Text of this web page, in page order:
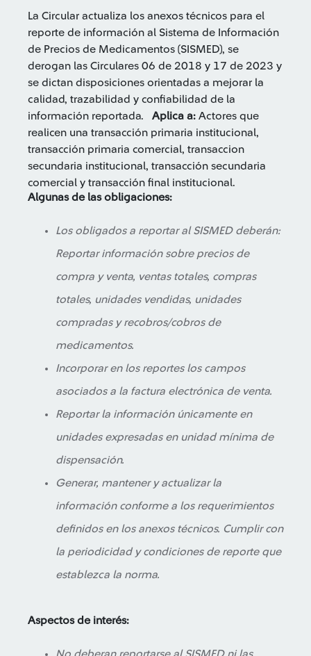
La Circular actualiza los anexos técnicos para el
reporte de información al Sistema de Información
de Precios de Medicamentos (SISMED), se
derogan las Circulares 06 de 2018 y 17 de 2023 y
se dictan disposiciones orientadas a mejorar la
calidad, trazabilidad y confiabilidad de la
información reportada. Aplica a: Actores que
realicen una transacción primaria institucional,
transacción primaria comercial, transaccion
secundaria institucional, transacción secundaria
comercial y transacción final institucional.
Algunas de las obligaciones:
Los obligados a reportar al SISMED deberán:
Reportar información sobre precios de
compra y venta, ventas totales, compras
totales, unidades vendidas, unidades
compradas y recobros/cobros de
medicamentos.
Incorporar en los reportes los campos
asociados a la factura electrónica de venta.
Reportar la información únicamente en
unidades expresadas en unidad mínima de
dispensación.
Generar, mantener y actualizar la
información conforme a los requerimientos
definidos en los anexos técnicos. Cumplir con
la periodicidad y condiciones de reporte que
establezca la norma.
Aspectos de interés: